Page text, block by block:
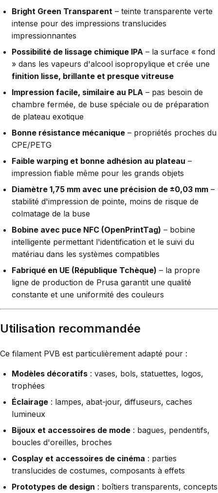
Bright Green Transparent – teinte transparente verte
intense pour des impressions translucides
impressionnantes
Possibilité de lissage chimique IPA – la surface « fond
» dans les vapeurs d'alcool isopropylique et crée une
finition lisse, brillante et presque vitreuse
Impression facile, similaire au PLA – pas besoin de
chambre fermée, de buse spéciale ou de préparation
de plateau exotique
Bonne résistance mécanique – propriétés proches du
CPE/PETG
Faible warping et bonne adhésion au plateau –
impression fiable même pour les grands objets
Diamètre 1,75 mm avec une précision de ±0,03 mm –
stabilité d'impression de pointe, moins de risque de
colmatage de la buse
Bobine avec puce NFC (OpenPrintTag) – bobine
intelligente permettant l'identification et le suivi du
matériau dans les systèmes compatibles
Fabriqué en UE (République Tchèque) – la propre
ligne de production de Prusa garantit une qualité
constante et une uniformité des couleurs
Utilisation recommandée
Ce filament PVB est particulièrement adapté pour :
Modèles décoratifs : vases, bols, statuettes, logos,
trophées
Éclairage : lampes, abat-jour, diffuseurs, caches
lumineux
Bijoux et accessoires de mode : bagues, pendentifs,
boucles d'oreilles, broches
Cosplay et accessoires de cinéma : parties
translucides de costumes, composants à effets
Prototypes de design : boîtiers transparents, concepts